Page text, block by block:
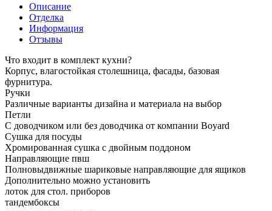
Описание
Отделка
Информация
Отзывы
Что входит в комплект кухни?
Корпус, влагостойкая столешница, фасады, базовая
фурнитура.
Ручки
Различные варианты дизайна и материала на выбор
Петли
С доводчиком или без доводчика от компании Boyard
Сушка для посуды
Хромированная сушка с двойным поддоном
Направляющие пвш
Полновыдвижные шариковые направляющие для ящиков
Дополнительно можно установить
лоток для стол. приборов
тандембоксы